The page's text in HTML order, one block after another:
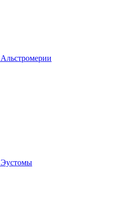
Альстромерии
Эустомы